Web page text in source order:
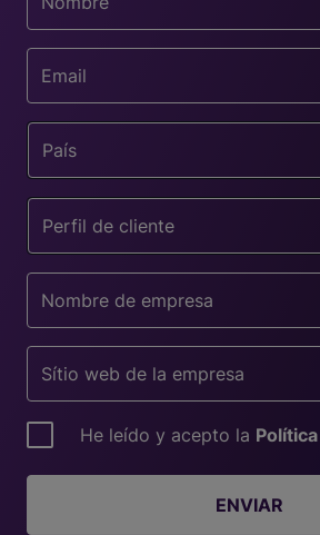
País
Perfil de cliente
He leído y acepto la
ENVIAR